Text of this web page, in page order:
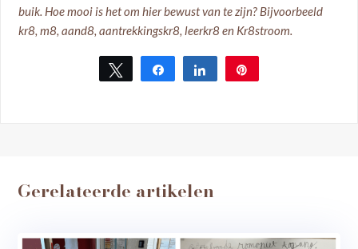
buik. Hoe mooi is het om hier bewust van te zijn? Bijvoorbeeld
kr8, m8, aand8, aantrekkingskr8, leerkr8 en Kr8stroom.
Tweet Share Share
Gerelateerde artikelen